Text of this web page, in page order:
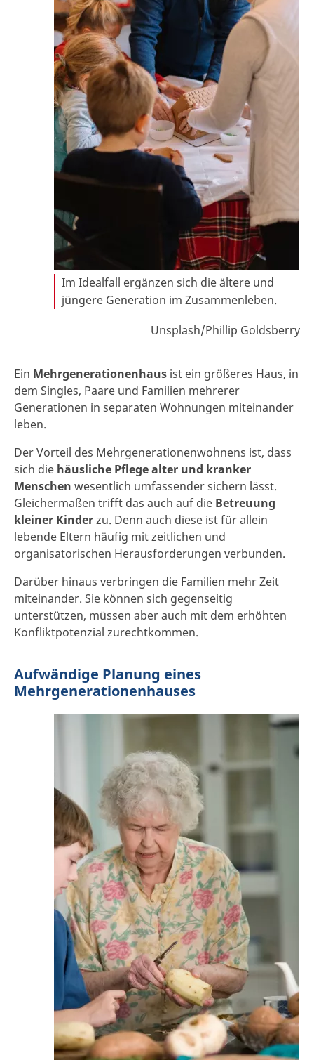
Im Idealfall ergänzen sich die ältere und
jüngere Generation im Zusammenleben.
Unsplash/Phillip Goldsberry
Ein Mehrgenerationenhaus ist ein größeres Haus, in
dem Singles, Paare und Familien mehrerer
Generationen in separaten Wohnungen miteinander
leben.
Der Vorteil des Mehrgenerationenwohnens ist, dass
sich die häusliche Pflege alter und kranker
Menschen wesentlich umfassender sichern lässt.
Gleichermaßen trifft das auch auf die Betreuung
kleiner Kinderzu. Denn auch diese ist für allein
lebende Eltern häufig mit zeitlichen und
organisatorischen Herausforderungen verbunden.
Darüber hinaus verbringen die Familien mehr Zeit
miteinander. Sie können sich gegenseitig
unterstützen, müssen aber auch mit dem erhöhten
Konfliktpotenzial zurechtkommen.
Aufwändige Planung eines
Mehrgenerationenhauses